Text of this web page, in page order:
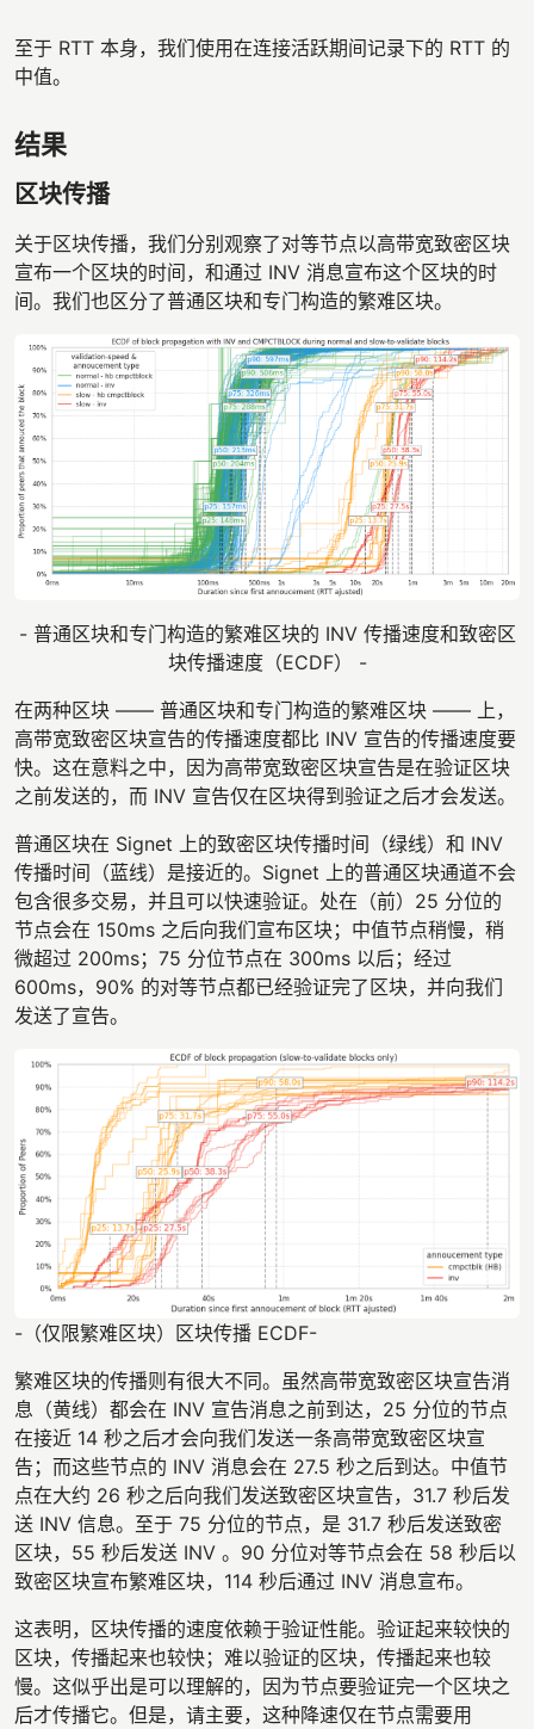
至于 RTT 本身，我们使用在连接活跃期间记录下的 RTT 的
中值。
结果
区块传播
关于区块传播，我们分别观察了对等节点以高带宽致密区块
宣布一个区块的时间，和通过 INV 消息宣布这个区块的时
间。我们也区分了普通区块和专门构造的繁难区块。
- 普通区块和专门构造的繁难区块的 INV 传播速度和致密区
块传播速度（ECDF） -
在两种区块 —— 普通区块和专门构造的繁难区块 —— 上，
高带宽致密区块宣告的传播速度都比 INV 宣告的传播速度要
快。这在意料之中，因为高带宽致密区块宣告是在验证区块
之前发送的，而 INV 宣告仅在区块得到验证之后才会发送。
普通区块在 Signet 上的致密区块传播时间（绿线）和 INV
传播时间（蓝线）是接近的。Signet 上的普通区块通道不会
包含很多交易，并且可以快速验证。处在（前）25 分位的
节点会在 150ms 之后向我们宣布区块；中值节点稍慢，稍
微超过 200ms；75 分位节点在 300ms 以后；经过
600ms，90% 的对等节点都已经验证完了区块，并向我们
发送了宣告。
-（仅限繁难区块）区块传播 ECDF-
繁难区块的传播则有很大不同。虽然高带宽致密区块宣告消
息（黄线）都会在 INV 宣告消息之前到达，25 分位的节点
在接近 14 秒之后才会向我们发送一条高带宽致密区块宣
告；而这些节点的 INV 消息会在 27.5 秒之后到达。中值节
点在大约 26 秒之后向我们发送致密区块宣告，31.7 秒后发
送 INV 信息。至于 75 分位的节点，是 31.7 秒后发送致密
区块，55 秒后发送 INV 。90 分位对等节点会在 58 秒后以
致密区块宣布繁难区块，114 秒后通过 INV 消息宣布。
这表明，区块传播的速度依赖于验证性能。验证起来较快的
区块，传播起来也较快；难以验证的区块，传播起来也较
慢。这似乎出是可以理解的，因为节点要验证完一个区块之
后才传播它。但是，请主要，这种降速仅在节点需要用